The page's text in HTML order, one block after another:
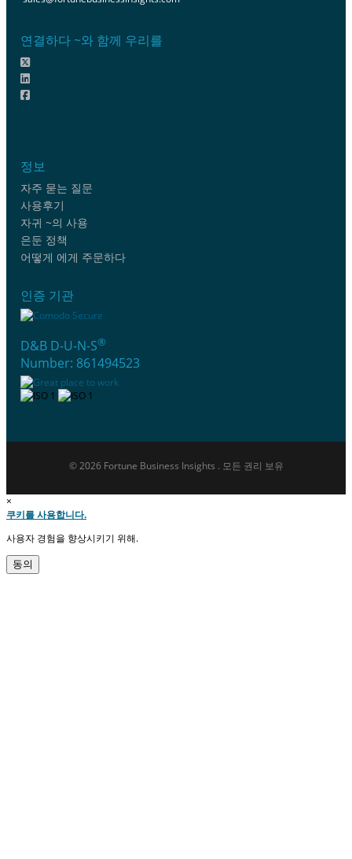
연결하다 ~와 함께 우리를
정보
자주 묻는 질문
사용후기
자귀 ~의 사용
은둔 정책
어떻게 에게 주문하다
인증 기관
D&B D-U-N-S®
Number: 861494523
© 2026 Fortune Business Insights . 모든 권리 보유
×
쿠키를 사용합니다.
사용자 경험을 향상시키기 위해.
동의